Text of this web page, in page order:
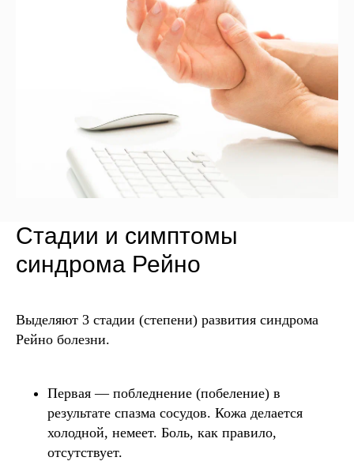
Стадии и симптомы
синдрома Рейно
Выделяют 3 стадии (степени) развития синдрома
Рейно болезни.
Первая — побледнение (побеление) в
результате спазма сосудов. Кожа делается
холодной, немеет. Боль, как правило,
отсутствует.